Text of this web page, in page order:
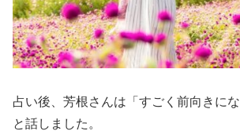
占い後、芳根さんは「すごく前向きにな
と話しました。